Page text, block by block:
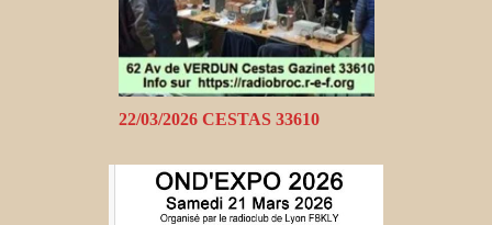
22/03/2026 CESTAS 33610